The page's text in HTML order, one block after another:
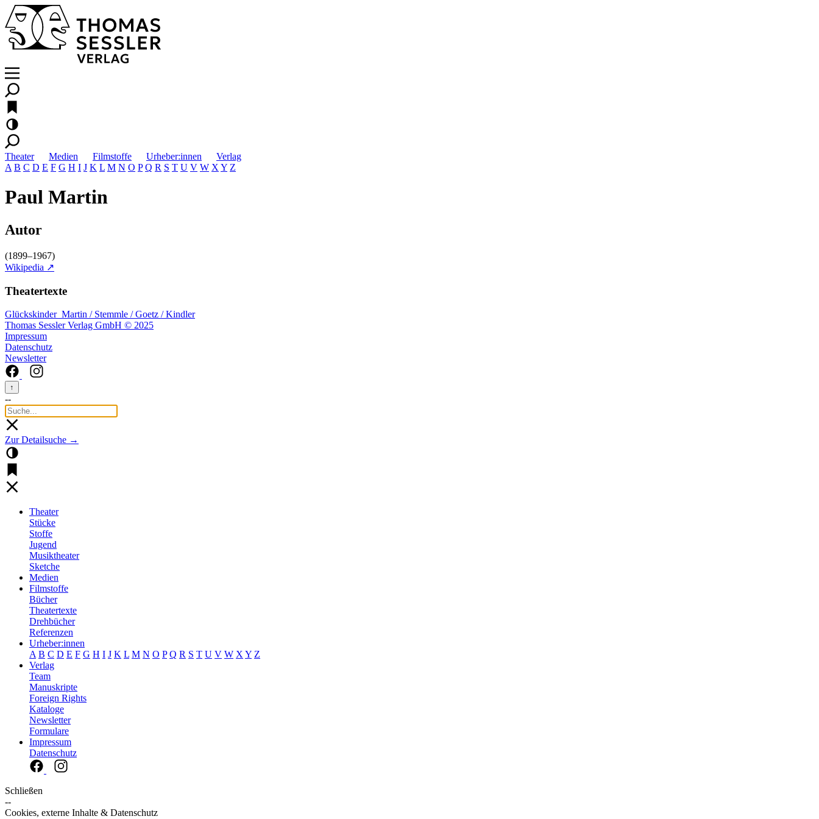
Theater Medien Filmstoffe Urheber:innen
Verlag
A B C D E F G H I J K L M N O P Q R S T U V W X Y Z
Paul Martin
Autor
(1899–1967)
Wikipedia ↗
Theatertexte
Glückskinder Martin / Stemmle / Goetz / Kindler
Thomas Sessler Verlag GmbH © 2025
Impressum
Datenschutz
Newsletter
↑
--
Zur Detailsuche →
Theater
Stücke
Stoffe
Jugend
Musiktheater
Sketche
Medien
Filmstoffe
Bücher
Theatertexte
Drehbücher
Referenzen
Urheber:innen
A B C D E F G H I J K L M N O P Q R S T U V W X Y Z
Verlag
Team
Manuskripte
Foreign Rights
Kataloge
Newsletter
Formulare
Impressum
Datenschutz
Schließen
--
Cookies, externe Inhalte & Datenschutz